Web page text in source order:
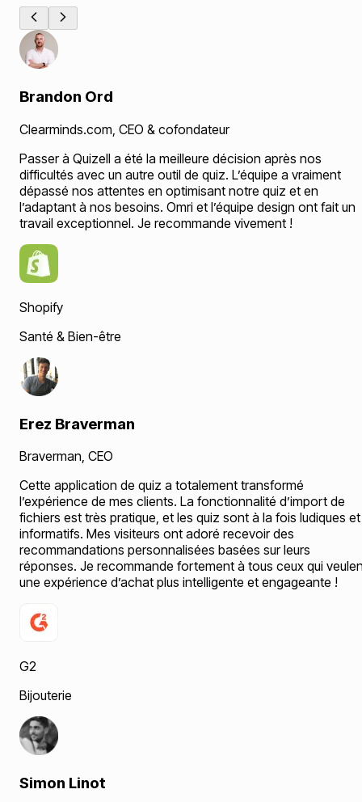
Brandon Ord
Clearminds.com CEO & cofondateur
Passer à Quizell a été la meilleure décision après nos
difficultés avec un autre outil de quiz. L’équipe a vraiment
dépassé nos attentes en optimisant notre quiz et en
l’adaptant à nos besoins. Omri et l’équipe design ont fait un
travail exceptionnel. Je recommande vivement !
Shopify
Santé & Bien-être
Erez Braverman
Braverman, CEO
Cette application de quiz a totalement transformé
l’expérience de mes clients. La fonctionnalité d’import de
fichiers est très pratique, et les quiz sont à la fois ludiques et
informatifs. Mes visiteurs ont adoré recevoir des
recommandations personnalisées basées sur leurs
réponses. Je recommande fortement à tous ceux qui
une expérience d’achat plus intelligente et engageante !
G2
Bijouterie
Simon Linot